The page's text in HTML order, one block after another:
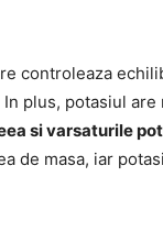
controleaza
plus, potasiul
si varsaturile
de masa, iar